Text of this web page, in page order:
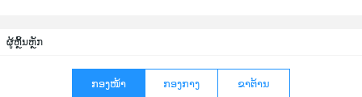
ຜູ້ຫຼິ້ນຫຼັກ
ກອງໜ້າ ກອງກາງ ຂາຕ້ານ